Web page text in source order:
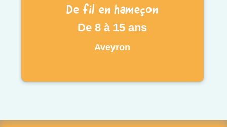
De fil en hameçon
De 8 à 15 ans
Aveyron